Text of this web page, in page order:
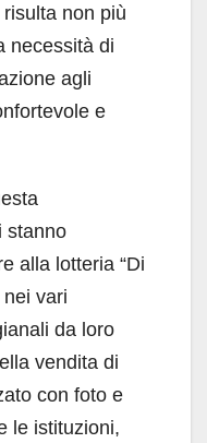
non più
necessità di
agli
e
stanno
alla lotteria “Di
vari
da loro
vendita di
con foto e
le istituzioni,